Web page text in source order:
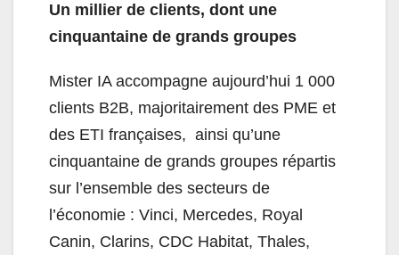
Un millier de clients, dont une
cinquantaine de grands groupes
Mister IA accompagne aujourd’hui 1 000
clients B2B, majoritairement des PME et
des ETI françaises, ainsi qu’une
cinquantaine de grands groupes répartis
sur l’ensemble des secteurs de
l’économie : Vinci, Mercedes, Royal
Canin, Clarins, CDC Habitat, Thales,